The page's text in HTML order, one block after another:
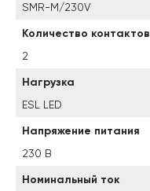
SMR-M/230V
Количество контактов
2
Нагрузка
ESL LED
Напряжение питания
230 В
Номинальный ток